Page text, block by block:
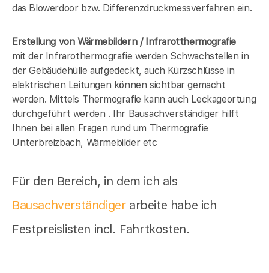
das Blowerdoor bzw. Differenzdruckmessverfahren ein.
Erstellung von Wärmebildern / Infrarotthermografie
mit der Infrarothermografie werden Schwachstellen in
der Gebäudehülle aufgedeckt, auch Kürzschlüsse in
elektrischen Leitungen können sichtbar gemacht
werden. Mittels Thermografie kann auch Leckageortung
durchgeführt werden . Ihr Bausachverständiger hilft
Ihnen bei allen Fragen rund um Thermografie
Unterbreizbach, Wärmebilder etc
Für den Bereich, in dem ich als
Bausachverständigerarbeite habe ich
Festpreislisten incl. Fahrtkosten.